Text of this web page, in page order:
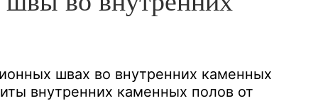
швах во внутренних каменных
внутренних каменных полов от